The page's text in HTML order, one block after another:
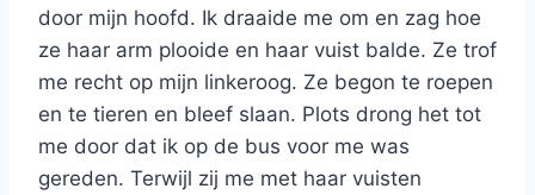
door mijn hoofd. Ik draaide me om en zag hoe
ze haar arm plooide en haar vuist balde. Ze trof
me recht op mijn linkeroog. Ze begon te roepen
en te tieren en bleef slaan. Plots drong het tot
me door dat ik op de bus voor me was
gereden. Terwijl zij me met haar vuisten